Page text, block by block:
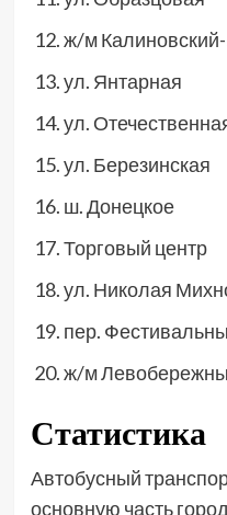
ж/м
ул. Янтарная
ул.
ул. Березинская
ш. Донецкое
Торговый центр
ул. Николая
пер.
ж/м
Статистика
Автобусный
основную часть